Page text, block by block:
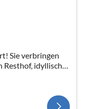
Resthof, idyllisch